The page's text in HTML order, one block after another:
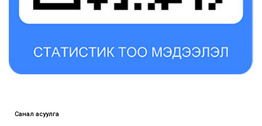
Санал асуулга